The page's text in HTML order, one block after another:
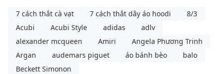
7 cách thắt cà vạt 7 cách thắt dây áo hoodi
8/3
Acubi
Acubi Style adidas
adlv
alexander mcqueen
Amiri
Angela Phương Trinh
Argan
audemars piguet áo bánh bèo
balo
Beckett Simonon